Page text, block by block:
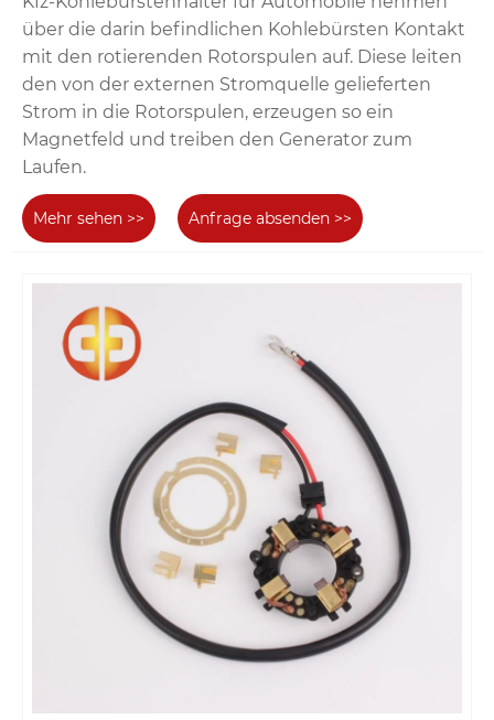
über die darin befindlichen Kohlebürsten Kontakt
mit den rotierenden Rotorspulen auf. Diese leiten
den von der externen Stromquelle gelieferten
Strom in die Rotorspulen, erzeugen so ein
Magnetfeld und treiben den Generator zum
Laufen.
Mehr sehen >> Anfrage absenden >>